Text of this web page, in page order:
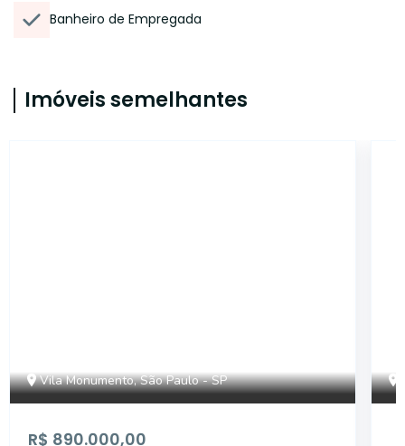
Banheiro de Empregada
Imóveis semelhantes
Vila Monumento, São Paulo - SP
R$ 890.000,00